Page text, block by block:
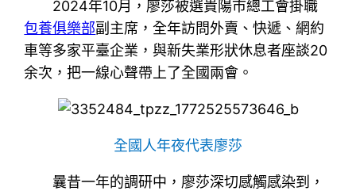
2024年10月，廖莎被選貴陽市總工會掛職
包養俱樂部副主席，全年訪問外賣、快遞、網約
車等多家平臺企業，與新失業形狀休息者座談20
余次，把一線心聲帶上了全國兩會。
全國人年夜代表廖莎
曩昔一年的調研中，廖莎深切感觸感染到，